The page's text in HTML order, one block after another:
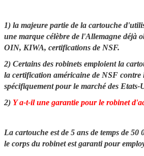
1) la majeure partie de la cartouche
une marque célèbre de l'Allemagne déjà
OIN, KIWA, certifications de NSF.
2) Certains des robinets emploient la
la certification américaine de NSF contre
spécifiquement pour le marché des Etats-
2) Y a-t-il une garantie pour le robinet
La cartouche est de 5 ans de temps de
le corps du robinet est garanti pour